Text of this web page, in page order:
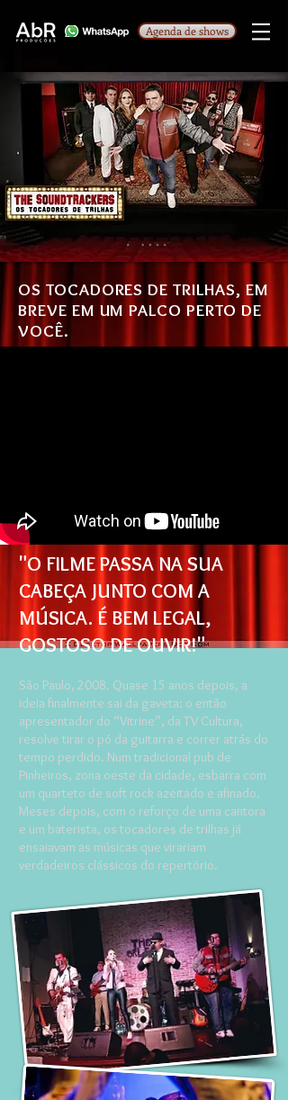
Agenda de shows
OS TOCADORES DE TRILHAS, EM
BREVE EM UM PALCO PERTO DE
VOCÊ.
"O FILME PASSA NA SUA
CABEÇA JUNTO COM A
MÚSICA. É BEM LEGAL,
GOSTOSO DE OUVIR!"
São Paulo, 2008. Quase 15 anos depois, a
ideia finalmente sai da gaveta: o então
apresentador do “Vitrine”, da TV Cultura,
resolve tirar o pó da guitarra e correr atrás do
tempo perdido. Num tradicional pub de
Pinheiros, zona oeste da cidade, esbarra com
um quarteto de soft rock azeitado e afinado.
Meses depois, com o reforço de uma cantora
e um baterista, os tocadores de trilhas já
ensaiavam as músicas que virariam
verdadeiros clássicos do repertório.